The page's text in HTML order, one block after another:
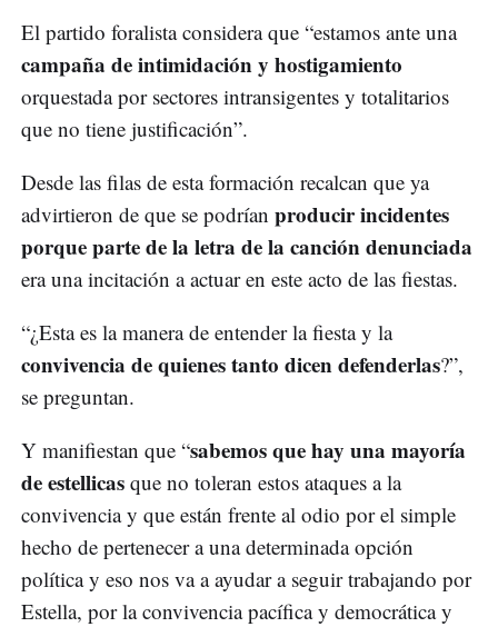
El partido foralista considera que “estamos ante una
campaña de intimidación y hostigamiento
orquestada por sectores intransigentes y totalitarios
que no tiene justificación”.
Desde las filas de esta formación recalcan que ya
advirtieron de que se podrían producir incidentes
porque parte de la letra de la canción denunciada
era una incitación a actuar en este acto de las fiestas.
“¿Esta es la manera de entender la fiesta y la
convivencia de quienes tanto dicen defenderlas?”,
se preguntan.
Y manifiestan que “sabemos que hay una mayoría
de estellicas que no toleran estos ataques a la
convivencia y que están frente al odio por el simple
hecho de pertenecer a una determinada opción
política y eso nos va a ayudar a seguir trabajando por
Estella, por la convivencia pacífica y democrática y